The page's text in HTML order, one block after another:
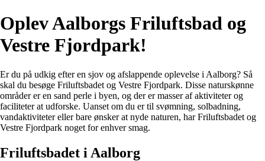
Oplev Aalborgs Friluftsbad og
Vestre Fjordpark!
Er du på udkig efter en sjov og afslappende oplevelse i Aalborg? Så
skal du besøge Friluftsbadet og Vestre Fjordpark. Disse naturskønne
områder er en sand perle i byen, og der er masser af aktiviteter og
faciliteter at udforske. Uanset om du er til svømning, solbadning,
vandaktiviteter eller bare ønsker at nyde naturen, har Friluftsbadet og
Vestre Fjordpark noget for enhver smag.
Friluftsbadet i Aalborg